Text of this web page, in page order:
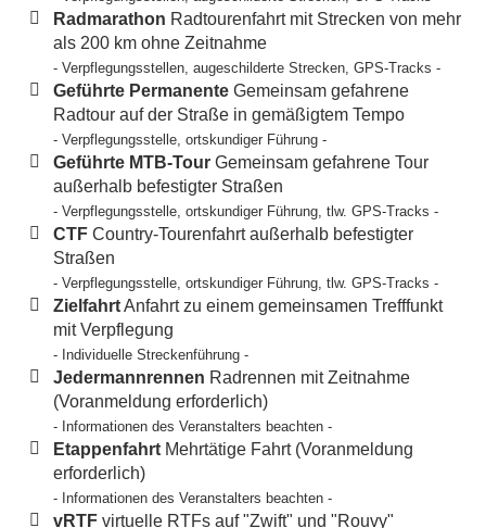
Radmarathon Radtourenfahrt mit Strecken von mehr
als 200 km ohne Zeitnahme
- Verpflegungsstellen, augeschilderte Strecken, GPS-Tracks -
Geführte Permanente Gemeinsam gefahrene
Radtour auf der Straße in gemäßigtem Tempo
- Verpflegungsstelle, ortskundiger Führung -
Geführte MTB-Tour Gemeinsam gefahrene Tour
außerhalb befestigter Straßen
- Verpflegungsstelle, ortskundiger Führung, tlw. GPS-Tracks -
CTF Country-Tourenfahrt außerhalb befestigter
Straßen
- Verpflegungsstelle, ortskundiger Führung, tlw. GPS-Tracks -
ZielfahrtAnfahrt zu einem gemeinsamen Trefffunkt
mit Verpflegung
- Individuelle Streckenführung -
Jedermannrennen Radrennen mit Zeitnahme
(Voranmeldung erforderlich)
- Informationen des Veranstalters beachten -
Etappenfahrt Mehrtätige Fahrt (Voranmeldung
erforderlich)
- Informationen des Veranstalters beachten -
vRTF virtuelle RTFs auf "Zwift" und "Rouvy"